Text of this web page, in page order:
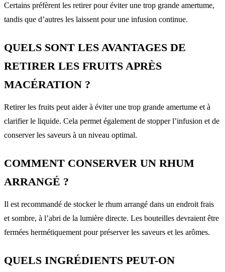
Certains préfèrent les retirer pour éviter une trop grande amertume,
tandis que d’autres les laissent pour une infusion continue.
QUELS SONT LES AVANTAGES DE
RETIRER LES FRUITS APRÈS
MACÉRATION ?
Retirer les fruits peut aider à éviter une trop grande amertume et à
clarifier le liquide. Cela permet également de stopper l’infusion et de
conserver les saveurs à un niveau optimal.
COMMENT CONSERVER UN RHUM
ARRANGÉ ?
Il est recommandé de stocker le rhum arrangé dans un endroit frais
et sombre, à l’abri de la lumière directe. Les bouteilles devraient être
fermées hermétiquement pour préserver les saveurs et les arômes.
QUELS INGRÉDIENTS PEUT-ON